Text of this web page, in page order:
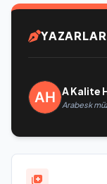
YAZARLAR
A Kalite
Arabesk